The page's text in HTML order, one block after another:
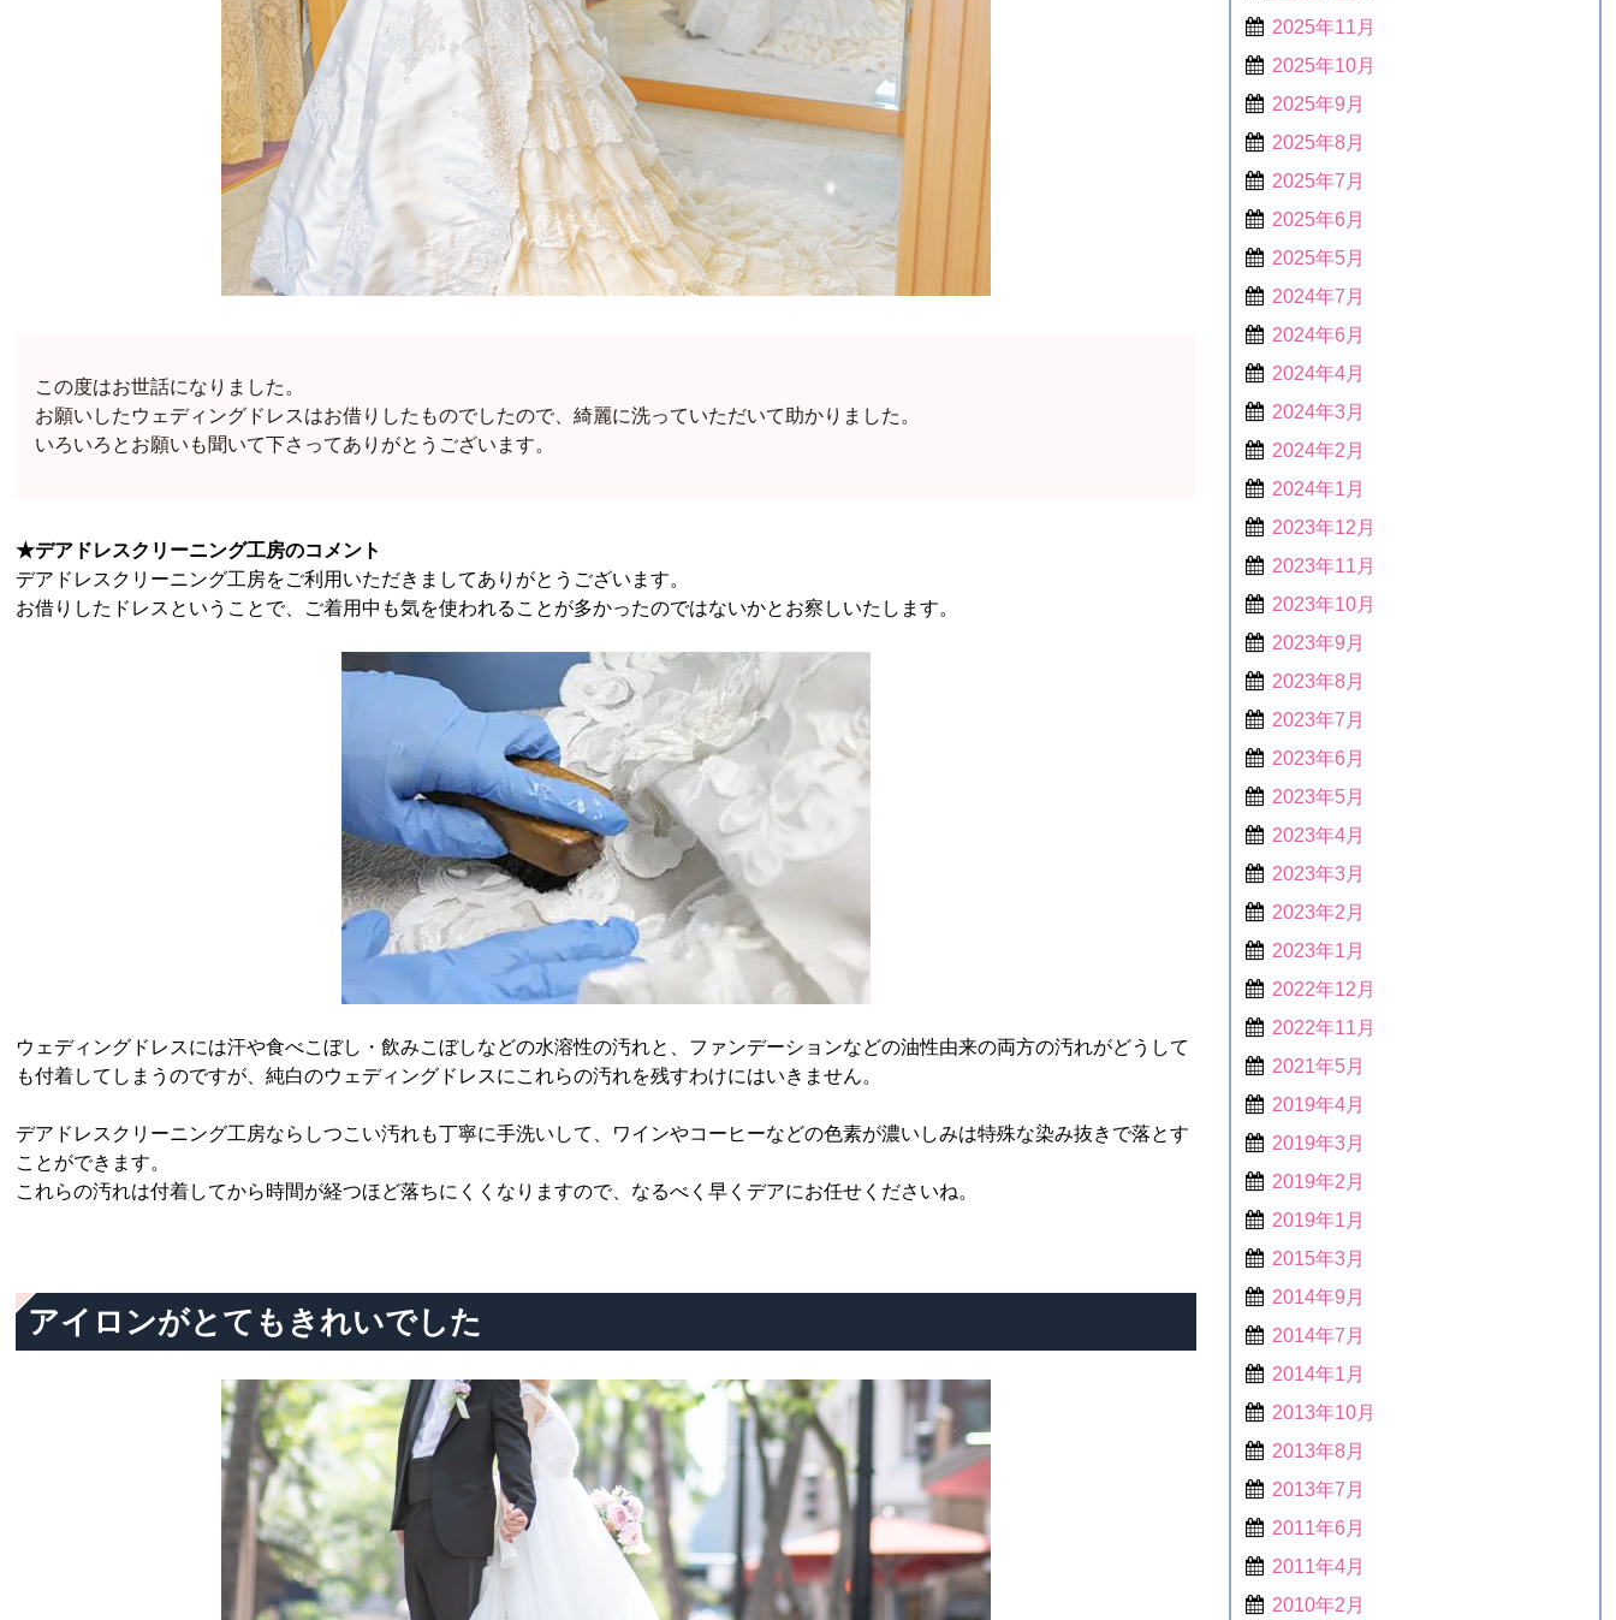
この度はお世話になりました。
お願いしたウェディングドレスはお借りしたものでしたので、綺麗に洗っていただいて助かりました。
いろいろとお願いも聞いて下さってありがとうございます。
★デアドレスクリーニング工房のコメント
デアドレスクリーニング工房をご利用いただきましてありがとうございます。
お借りしたドレスということで、ご着用中も気を使われることが多かったのではないかとお察しいたします。
ウェディングドレスには汗や食べこぼし・飲みこぼしなどの水溶性の汚れと、ファンデーションなどの油性由来の両方の汚れがどうして
も付着してしまうのですが、純白のウェディングドレスにこれらの汚れを残すわけにはいきません。
デアドレスクリーニング工房ならしつこい汚れも丁寧に手洗いして、ワインやコーヒーなどの色素が濃いしみは特殊な染み抜きで落とす
ことができます。
これらの汚れは付着してから時間が経つほど落ちにくくなりますので、なるべく早くデアにお任せくださいね。
アイロンがとてもきれいでした
2025年11月
2025年10月
2025年9月
2025年8月
2025年7月
2025年6月
2025年5月
2024年7月
2024年6月
2024年4月
2024年3月
2024年2月
2024年1月
2023年12月
2023年11月
2023年10月
2023年9月
2023年8月
2023年7月
2023年6月
2023年5月
2023年4月
2023年3月
2023年2月
2023年1月
2022年12月
2022年11月
2021年5月
2019年4月
2019年3月
2019年2月
2019年1月
2015年3月
2014年9月
2014年7月
2014年1月
2013年10月
2013年8月
2013年7月
2011年6月
2011年4月
2010年2月